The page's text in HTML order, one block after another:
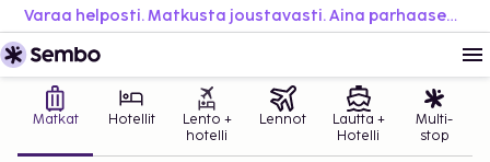
Varaa helposti. Matkusta joustavasti. Aina parhaaseen hintaan.
Matkat Hotellit
Lento +
hotelli
Lennot
Lautta +
Hotelli
Multi-
stop